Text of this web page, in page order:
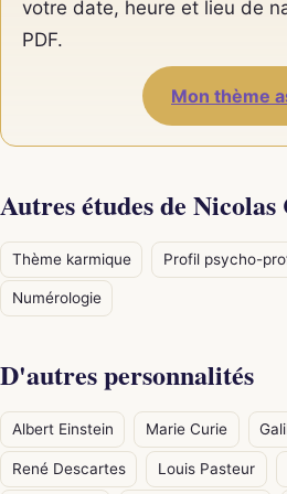
votre date, heure et lieu de
PDF.
Mon thème
Autres études de
Thème karmique Profil psycho-
Numérologie
D'autres personnalités
Albert Einstein Marie Curie
René Descartes Louis Pasteur